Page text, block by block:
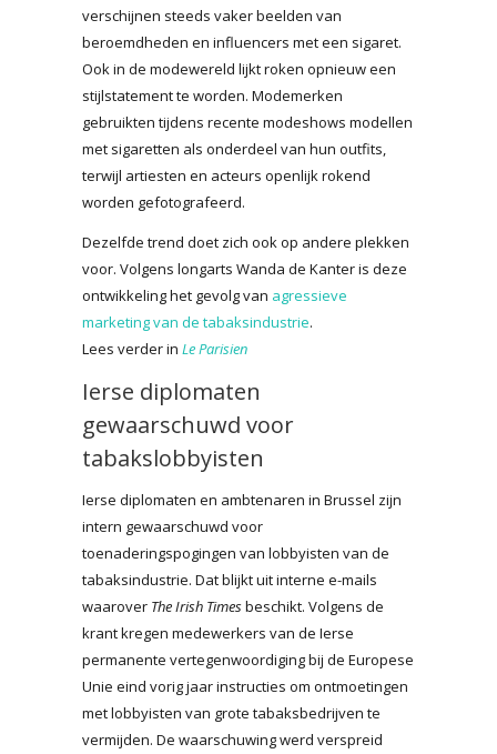
verschijnen steeds vaker beelden van
beroemdheden en influencers met een sigaret.
Ook in de modewereld lijkt roken opnieuw een
stijlstatement te worden. Modemerken
gebruikten tijdens recente modeshows modellen
met sigaretten als onderdeel van hun outfits,
terwijl artiesten en acteurs openlijk rokend
worden gefotografeerd.
Dezelfde trend doet zich ook op andere plekken
voor. Volgens longarts Wanda de Kanter is deze
ontwikkeling het gevolg van agressieve
marketing van de tabaksindustrie.
Lees verder in Le Parisien
Ierse diplomaten
gewaarschuwd voor
tabakslobbyisten
Ierse diplomaten en ambtenaren in Brussel zijn
intern gewaarschuwd voor
toenaderingspogingen van lobbyisten van de
tabaksindustrie. Dat blijkt uit interne e-mails
waarover The Irish Timesbeschikt. Volgens de
krant kregen medewerkers van de Ierse
permanente vertegenwoordiging bij de Europese
Unie eind vorig jaar instructies om ontmoetingen
met lobbyisten van grote tabaksbedrijven te
vermijden. De waarschuwing werd verspreid